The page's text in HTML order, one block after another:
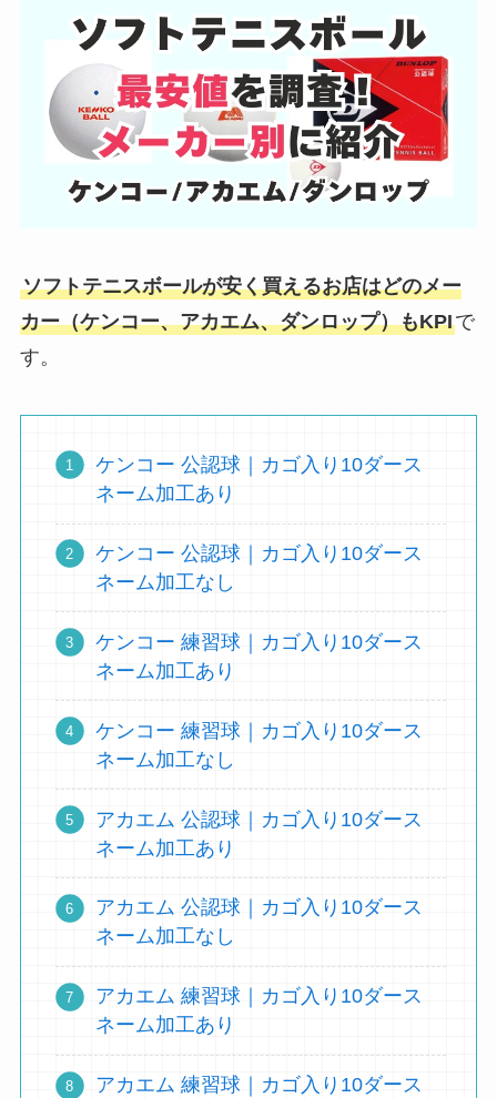
ソフトテニスボールが安く買えるお店はどのメー
カー（ケンコー、アカエム、ダンロップ）もKPIで
す。
ケンコー 公認球｜カゴ入り10ダース
ネーム加工あり
ケンコー 公認球｜カゴ入り10ダース
ネーム加工なし
ケンコー 練習球｜カゴ入り10ダース
ネーム加工あり
ケンコー 練習球｜カゴ入り10ダース
ネーム加工なし
アカエム 公認球｜カゴ入り10ダース
ネーム加工あり
アカエム 公認球｜カゴ入り10ダース
ネーム加工なし
アカエム 練習球｜カゴ入り10ダース
ネーム加工あり
アカエム 練習球｜カゴ入り10ダース